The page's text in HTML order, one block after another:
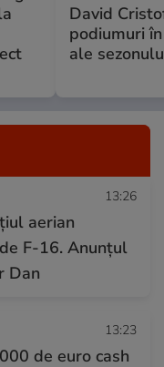
David
podiumuri
ale
13:26
aerian
F-16. Anunțul
Dan
13:23
de euro cash